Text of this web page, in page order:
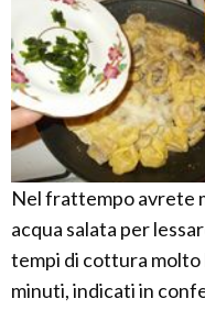
Nel frattempo avrete
acqua salata per
tempi di cottura molto
minuti, indicati in